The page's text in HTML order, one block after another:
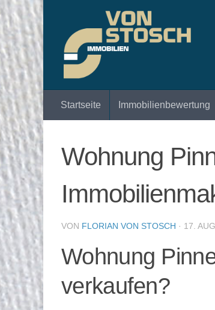
Zum Inhalt springen
Startseite Immobilienbewertung
Wohnung
VON FLORIAN VON STOSCH · 17.
Wohnung
verkaufen?